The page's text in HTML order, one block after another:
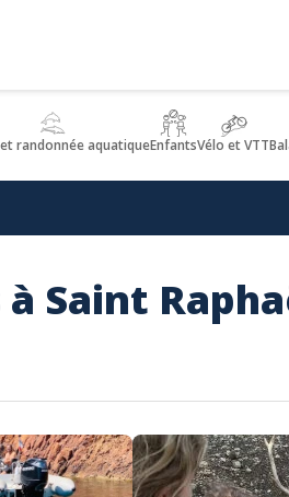
randonnée aquatiqueEnfantsVélo et VTT
Saint